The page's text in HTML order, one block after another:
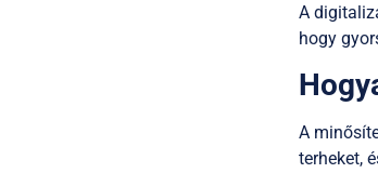
A
hogy
A
terheket,